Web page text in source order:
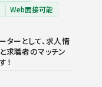
Web面接可能
ターとして、求人情
求職者のマッチン
！